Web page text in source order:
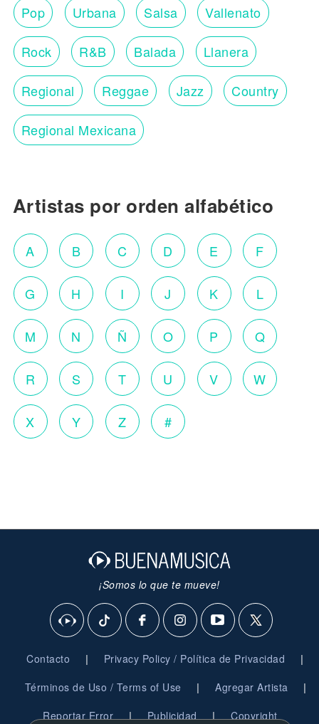
Pop Urbana Salsa Vallenato
Rock R&B Balada Llanera
Regional Reggae Jazz Country
Regional Mexicana
Artistas por orden alfabético
A B C D E F
G H I J K L
M N Ñ O P Q
R S T U V W
X Y Z #
¡Somos lo que te mueve!
Contacto | Privacy Policy / Política de Privacidad |
Términos de Uso / Terms of Use | Agregar Artista |
Reportar Error | Publicidad | Copyright